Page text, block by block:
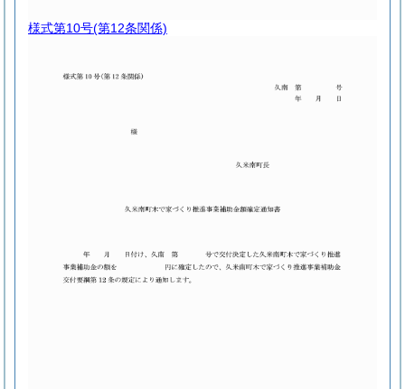
様式第10号(第12条関係)